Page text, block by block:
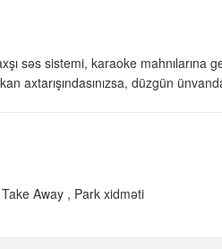
səs sistemi, karaoke mahnılarına
axtarışındasınızsa, düzgün
Take Away Park xidməti